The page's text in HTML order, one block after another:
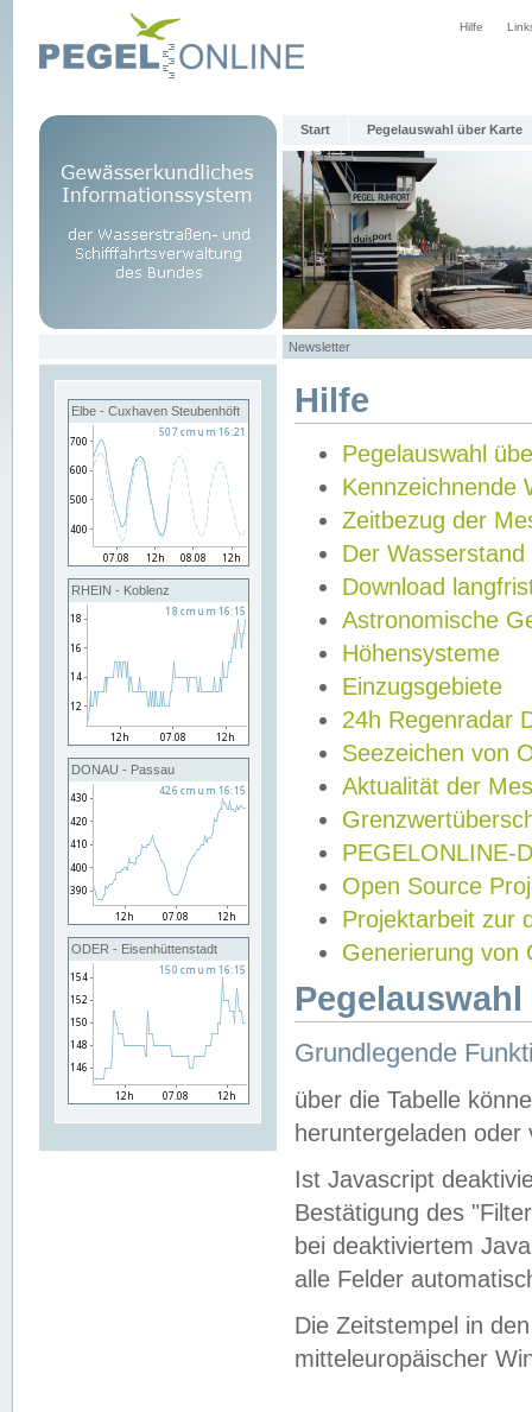
Hilfe
Start Pegelauswahl über Karte
Newsletter
Elbe - Cuxhaven Steubenhöft
RHEIN - Koblenz
DONAU - Passau
ODER - Eisenhüttenstadt
Hilfe
Pegelauswahl
Kennzeichnende
Zeitbezug der
Der Wasserstand
Download
Astronomische
Höhensysteme
Einzugsgebiete
24h Regenradar
Seezeichen von
Aktualität der
PEGELONLINE-
Open Source
Projektarbeit zur
Generierung von
Grundlegende
über die Tabelle
heruntergeladen oder
Ist Javascript
Bestätigung des
bei deaktiviertem
alle Felder
Die Zeitstempel in
mitteleuropäischer